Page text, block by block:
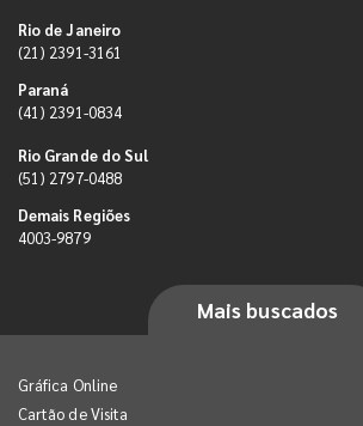
Rio de Janeiro
(21) 2391-3161
Paraná
(41) 2391-0834
Rio Grande do Sul
(51) 2797-0488
Demais Regiões
4003-9879
Mais buscados
Gráfica Online
Cartão de Visita